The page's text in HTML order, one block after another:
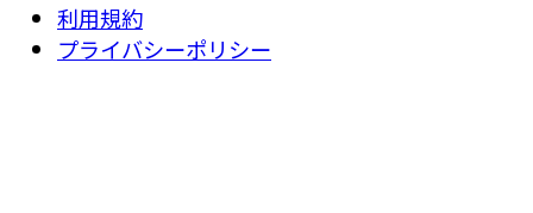
利用規約
プライバシーポリシー